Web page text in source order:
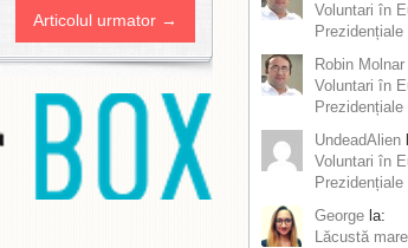
Articolul urmator →
Voluntari în
Robin Molnar
Voluntari în
UndeadAlien
Voluntari în
George la:
Lăcustă mare